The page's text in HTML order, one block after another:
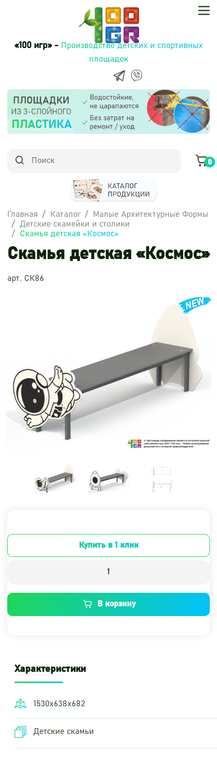
«100 игр» -Производство детских и спортивных
площадок
0
Главная Каталог
Малые Архитектурные Формы
Детские скамейки и столики
Скамья детская «Космос»
Скамья детская «Космос»
арт. СК86
Купить в 1 клик
В корзину
Характеристики
1530х638х682
Детские скамьи